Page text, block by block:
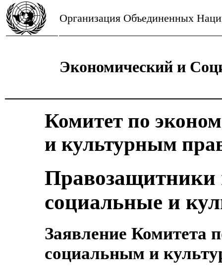
Организация Объединенных
Экономический и
Комитет по
и культурным
Правозащитники
социальные и
Заявление Комитета
социальным и